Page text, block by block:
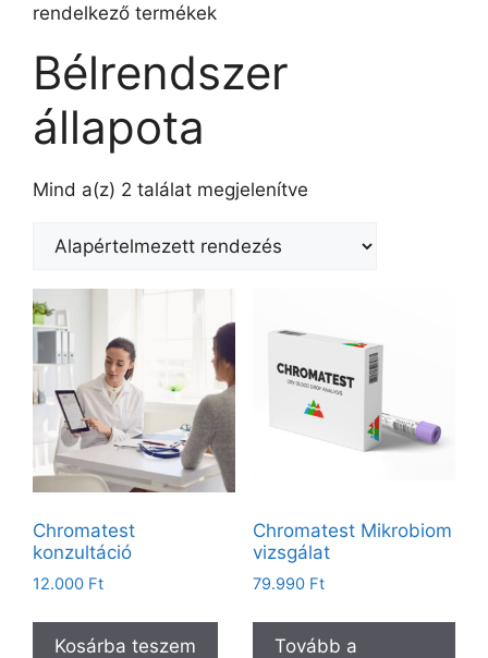
rendelkező termékek
Bélrendszer
állapota
Mind a(z) 2 találat megjelenítve
Chromatest
konzultáció
12.000 Ft
Kosárba teszem
Chromatest Mikrobiom
vizsgálat
79.990 Ft
Tovább a